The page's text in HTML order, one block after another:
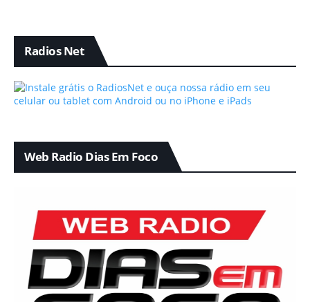
Radios Net
Web Radio Dias Em Foco